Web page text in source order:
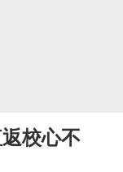
校心不